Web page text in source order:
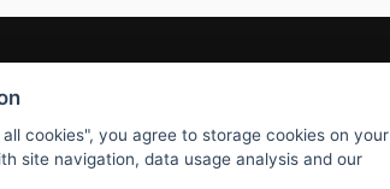
VERWEISE
cookies", you agree to storage cookies on your
site navigation, data usage analysis and our